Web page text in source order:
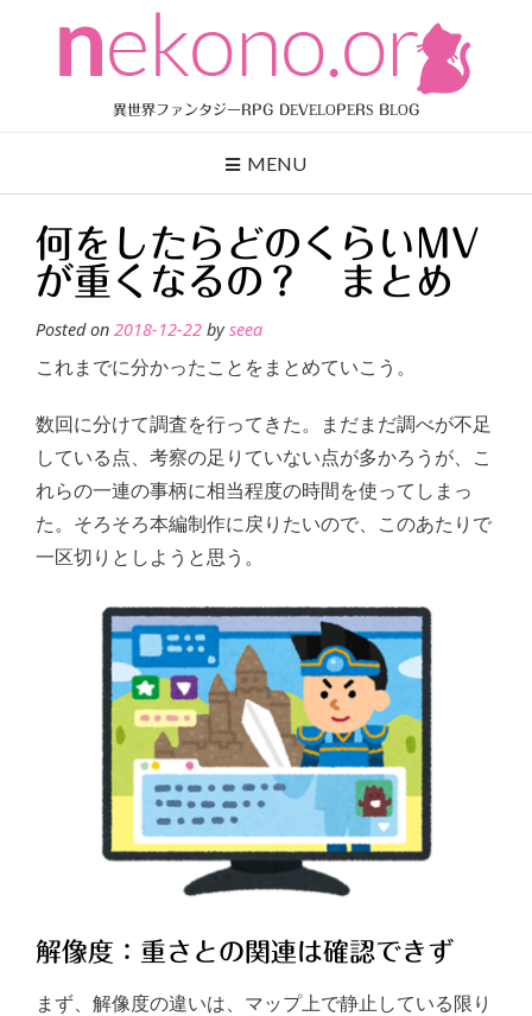
content
異世界ファンタジーRPG DEVELOPERS BLOG
MENU
何をしたらどのくらいMV
が重くなるの？ まとめ
Posted on 2018-12-22 byseea
これまでに分かったことをまとめていこう。
数回に分けて調査を行ってきた。まだまだ調べが不足
している点、考察の足りていない点が多かろうが、こ
れらの一連の事柄に相当程度の時間を使ってしまっ
た。そろそろ本編制作に戻りたいので、このあたりで
一区切りとしようと思う。
解像度：重さとの関連は確認できず
まず、解像度の違いは、マップ上で静止している限り